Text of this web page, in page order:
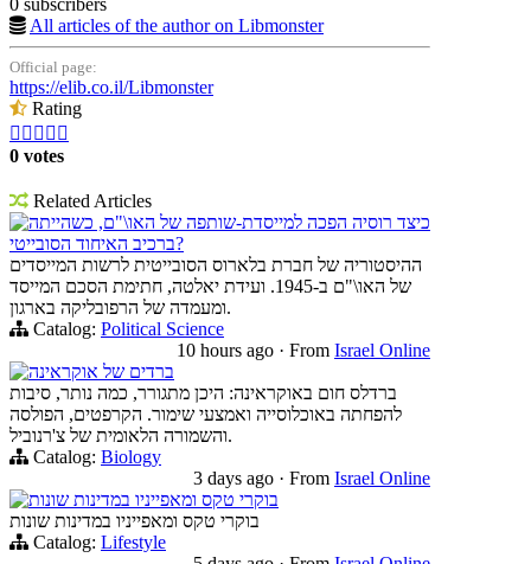
0 subscribers
All articles of the author on Libmonster
Official page:
https://elib.co.il/Libmonster
Rating
    
0 votes
Related Articles
כיצד רוסיה הפכה למייסדת-שותפה של האו\"ם, כשהייתה
ברכיב האיחוד הסובייטי?
ההיסטוריה של חברת בלארוס הסובייטית לרשות המייסדים
של האו\"ם ב-1945. ועידת יאלטה, חתימת הסכם המייסד
ומעמדה של הרפובליקה בארגון.
Catalog: Political Science
10 hours ago · From Israel Online
ברדים של אוקראינה
ברדלס חום באוקראינה: היכן מתגורר, כמה נותר, סיבות
להפחתה באוכלוסייה ואמצעי שימור. הקרפטים, הפולסה
והשמורה הלאומית של צ'רנוביל.
Catalog: Biology
3 days ago · From Israel Online
בוקרי טקס ומאפייניו במדינות שונות
בוקרי טקס ומאפייניו במדינות שונות
Catalog: Lifestyle